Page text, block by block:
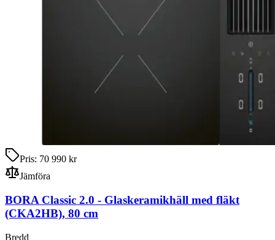
Pris: 70 990 kr
Jämföra
BORA Classic 2.0 - Glaskeramikhäll med fläkt
(CKA2HB), 80 cm
Bredd